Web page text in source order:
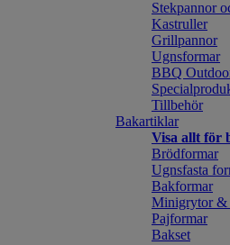
Stekpannor
Kastruller
Grillpannor
Ugnsformar
BBQ
Tillbehör
Bakartiklar
Visa allt för
Brödformar
Ugnsfasta
Bakformar
Minigrytor &
Pajformar
Bakset